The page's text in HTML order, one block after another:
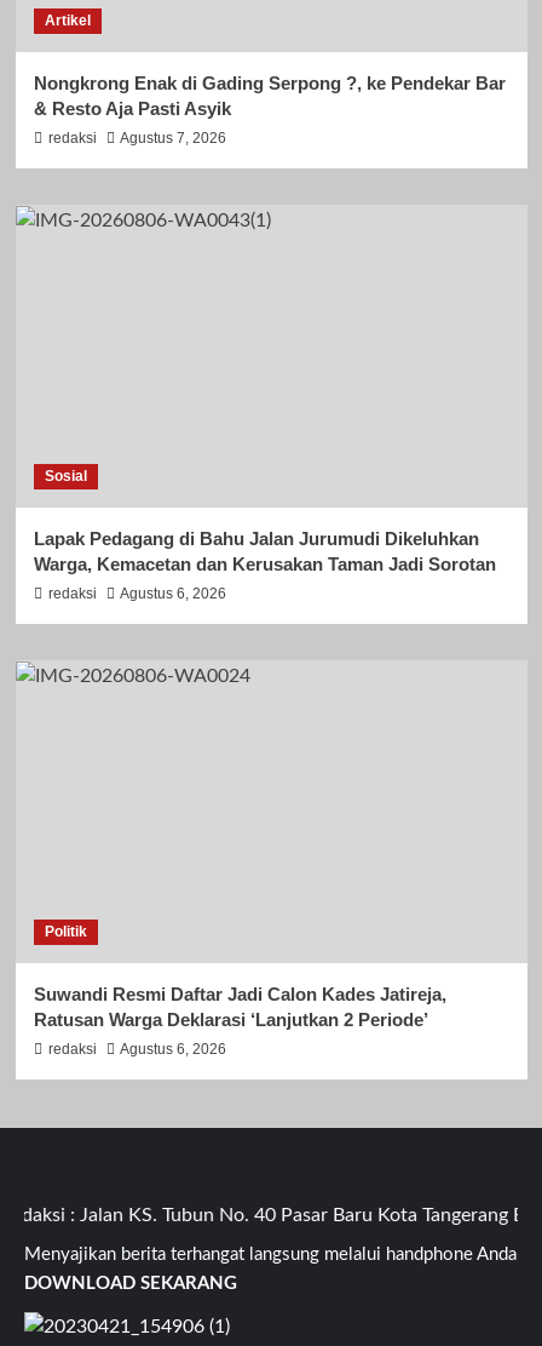
Artikel
Nongkrong Enak di Gading Serpong ?, ke Pendekar Bar
& Resto Aja Pasti Asyik
redaksi Agustus 7, 2026
Sosial
Lapak Pedagang di Bahu Jalan Jurumudi Dikeluhkan
Warga, Kemacetan dan Kerusakan Taman Jadi Sorotan
redaksi Agustus 6, 2026
Politik
Suwandi Resmi Daftar Jadi Calon Kades Jatireja,
Ratusan Warga Deklarasi ‘Lanjutkan 2 Periode’
redaksi Agustus 6, 2026
: Jalan KS. Tubun No. 40 Pasar Baru Kota Tangerang
Menyajikan berita terhangat langsung melalui handphone Anda
DOWNLOAD SEKARANG